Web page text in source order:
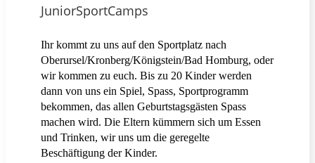
JuniorSportCamps
Ihr kommt zu uns auf den Sportplatz nach
Oberursel/Kronberg/Königstein/Bad Homburg, oder
wir kommen zu euch. Bis zu 20 Kinder werden
dann von uns ein Spiel, Spass, Sportprogramm
bekommen, das allen Geburtstagsgästen Spass
machen wird. Die Eltern kümmern sich um Essen
und Trinken, wir uns um die geregelte
Beschäftigung der Kinder.